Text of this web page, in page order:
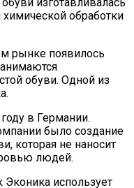
обработки
рынке появилось
обуви. Одной из
в Германии.
было создание
которая не наносит
людей.
Эконика использует